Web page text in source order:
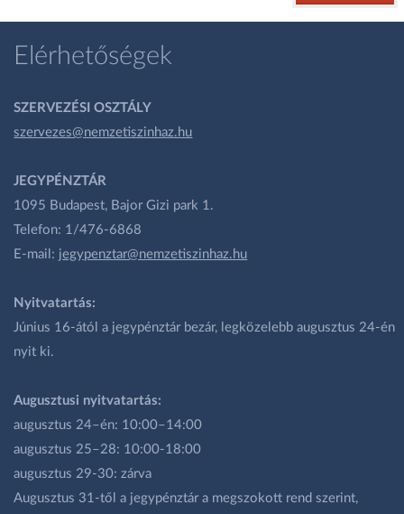
Elérhetőségek
SZERVEZÉSI OSZTÁLY
szervezes@nemzetiszinhaz.hu
JEGYPÉNZTÁR
1095 Budapest, Bajor Gizi park 1.
Telefon: 1/476-6868
E-mail: jegypenztar@nemzetiszinhaz.hu
Nyitvatartás:
Június 16-ától a jegypénztár bezár, legközelebb augusztus 24-én
nyit ki.
Augusztusi nyitvatartás:
augusztus 24–én: 10:00–14:00
augusztus 25–28: 10:00-18:00
augusztus 29-30: zárva
Augusztus 31-től a jegypénztár a megszokott rend szerint,